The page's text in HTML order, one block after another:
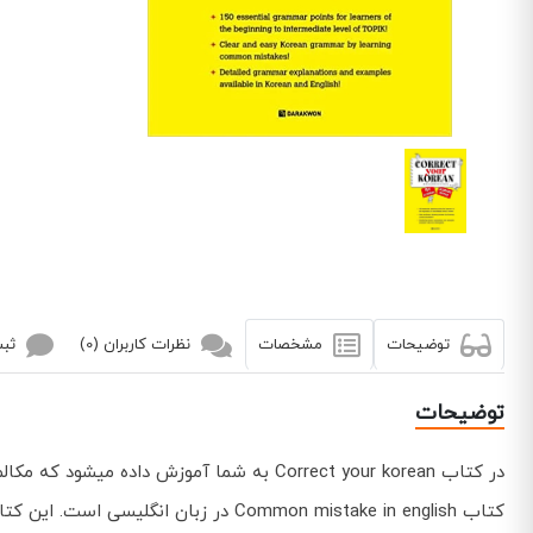
توضیحات مشخصات نظرات کاربران (0)
توضیحات
در کتاب Correct your korean به شما آموزش داده میشود که مکالمات خود را تصحیح کرده و از استفاده برخی کلمات در جای اشتباه خودداری کنید. در واقع این کتاب همانند
کتاب Common mistake in english در زبان انگلیسی است. این کتاب توسط انتشارات رهنما به چاپ رسیده است.